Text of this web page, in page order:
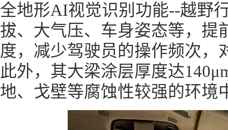
全地形AI视觉识别功能--越野
拔、大气压、车身姿态等，提
度，减少驾驶员的操作频次，
此外，其大梁涂层厚度达
地、戈壁等腐蚀性较强的环境